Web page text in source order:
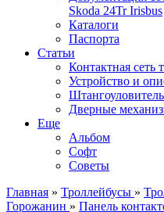
Skoda 24Tr Irisbus
Каталоги
Паспорта
Статьи
Контактная сеть
Устройство и
Дверные
Еще
Альбом
Софт
Советы
Главная » Троллейбусы »
Горожанин » Панель